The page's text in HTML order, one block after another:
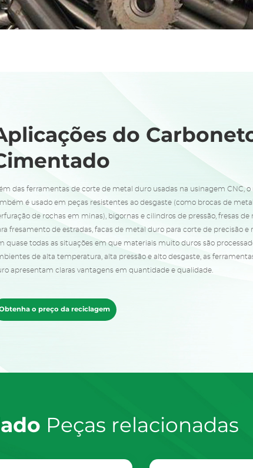
do
das ferramentas de corte de metal duro usadas na usinagem CNC,
é usado em peças resistentes ao desgaste (como brocas de
de rochas em minas), bigornas e cilindros de pressão, fresas
fresamento de estradas, facas de metal duro para corte de precisão e
quase todas as situações em que materiais muito duros são
de alta temperatura, alta pressão e alto desgaste, as
apresentam claras vantagens em quantidade e qualidade.
o preço da reciclagem
Peças relacionadas